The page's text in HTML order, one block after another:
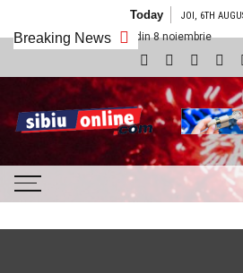
Today JOI, 6TH
Breaking News
Sibiu din 8 noiembrie Ce
… locatii si evenimente din
Sibiu!!!